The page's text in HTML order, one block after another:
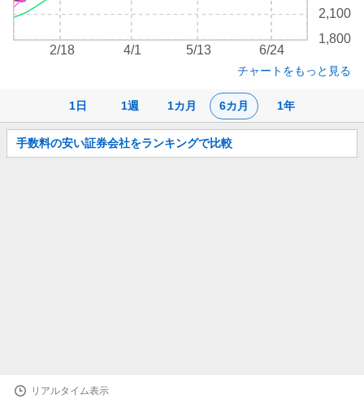
1日 1週 1カ月 6カ月 1年
1,800
2,100
2/18 4/1 5/13 6/24
チャートをもっと見る
お
知
手数料の安い証券会社をランキングで比較
リアルタイム表示